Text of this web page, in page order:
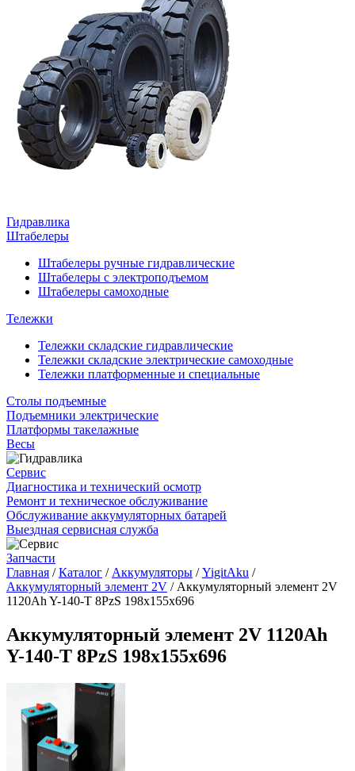
Гидравлика
Штабелеры
Штабелеры ручные гидравлические
Штабелеры с электроподъемом
Штабелеры самоходные
Тележки
Тележки складские гидравлические
Тележки складские электрические самоходные
Тележки платформенные и специальные
Столы подъемные
Подъемники электрические
Платформы такелажные
Весы
Сервис
Диагностика и технический осмотр
Ремонт и техническое обслуживание
Обслуживание аккумуляторных батарей
Выездная сервисная служба
Запчасти
Главная /Каталог / Аккумуляторы /YigitAku /
Аккумуляторный элемент 2V / Аккумуляторный элемент 2V
1120Ah Y-140-T 8PzS 198х155х696
Аккумуляторный элемент 2V 1120Ah
Y-140-T 8PzS 198х155х696